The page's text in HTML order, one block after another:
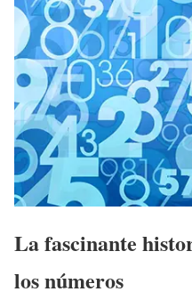
La fascinante
los números